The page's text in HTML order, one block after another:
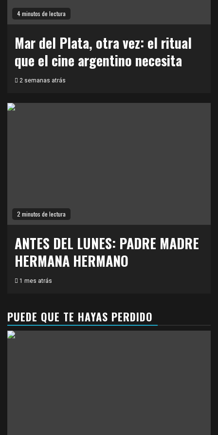
4 minutos de lectura
Mar del Plata, otra vez: el ritual
que el cine argentino necesita
2 semanas atrás
2 minutos de lectura
ANTES DEL LUNES: PADRE MADRE
HERMANA HERMANO
1 mes atrás
PUEDE QUE TE HAYAS PERDIDO